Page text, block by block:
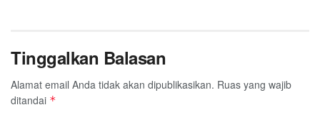
Tinggalkan Balasan
Alamat email Anda tidak akan dipublikasikan. Ruas yang wajib
ditandai *